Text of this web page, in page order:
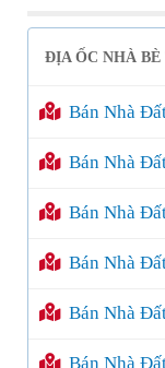
ĐỊA ỐC NHÀ
Bán Nhà
Bán Nhà
Bán Nhà
Bán Nhà
Bán Nhà
Bán Nhà